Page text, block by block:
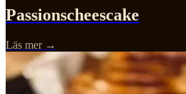
Passionscheescake
Läs mer →